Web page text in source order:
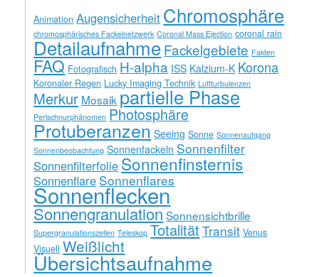
Animation Augensicherheit Chromosphäre
chromosphärisches Fackelnetzwerk Coronal Mass Ejection coronal rain
DetailaufnahmeFackelgebiete Fakten
FAQ Fotografisch H-alpha ISS Kalzium-K Korona
Koronaler Regen Lucky Imaging Technik Luftturbulenzen
Merkur Mosaik partielle Phase
Perlschnurphänomen Photosphäre
Protuberanzen Seeing Sonne Sonnenaufgang
Sonnenbeobachtung Sonnenfackeln Sonnenfilter
Sonnenfilterfolie Sonnenfinsternis
Sonnenflare Sonnenflares
Sonnenflecken
SonnengranulationSonnensichtbrille
Supergranulationszellen Teleskop TotalitätTransit Venus
Visuell Weißlicht
Übersichtsaufnahme